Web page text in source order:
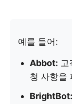
예를 들어:
Abbot: 고
청 사항을
BrightBot: